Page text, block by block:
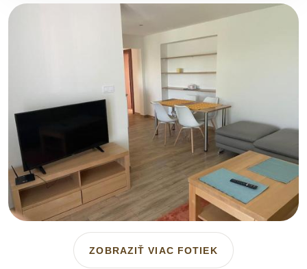
ZOBRAZIŤ VIAC FOTIEK